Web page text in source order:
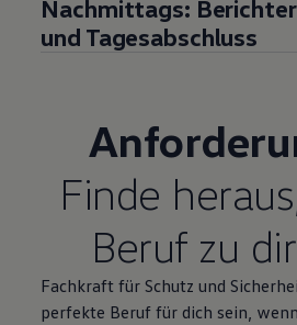
Nachmittags:
und Tagesabschluss
Finde
Beruf zu
Fachkraft für Schutz und
perfekte Beruf für dich sein,